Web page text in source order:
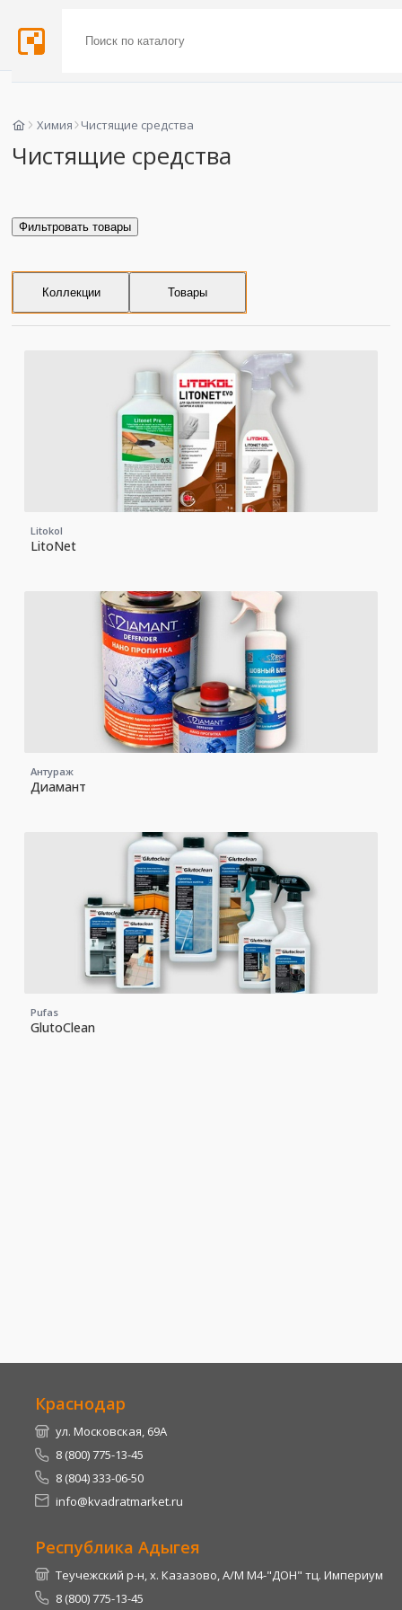
Химия Чистящие средства
Чистящие средства
Фильтровать товары
Коллекции Товары
Litokol
LitoNet
Антураж
Диамант
Pufas
GlutoClean
Краснодар
ул. Московская, 69А
8 (800) 775-13-45
8 (804) 333-06-50
info@kvadratmarket.ru
Республика Адыгея
Теучежский р-н, х. Казазово, А/М М4-"ДОН" тц. Империум
8 (800) 775-13-45